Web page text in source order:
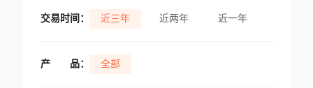
交易时间： 近三年 近两年 近一年
产 品： 全部